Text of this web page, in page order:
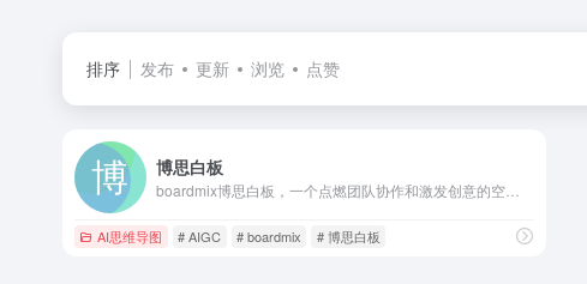
排序 发布 更新 浏览 点赞
博思白板
AI思维导图 # AIGC # boardmix # 博思白板